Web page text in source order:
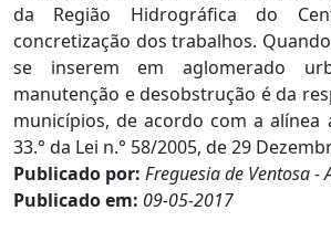
da Região Hidrográfica do
concretização dos trabalhos.
se inserem em aglomerado
manutenção e desobstrução é da
municípios, de acordo com a alínea
33.° da Lei n.° 58/2005, de 29
Publicado por: Freguesia de Ventosa -
Publicado em: 09-05-2017